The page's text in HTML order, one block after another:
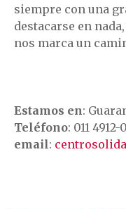
siempre con una
destacarse en
nos marca un
Estamos en:
Teléfono: 011 4912-
email: